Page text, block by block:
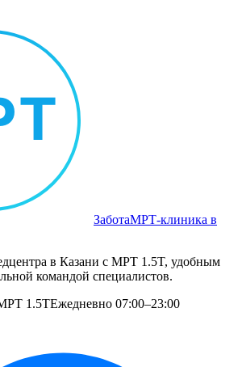
ЗаботаМРТ‑клиника в
в Казани с МРТ 1.5T, удобным
командой специалистов.
1.5TЕжедневно 07:00–23:00